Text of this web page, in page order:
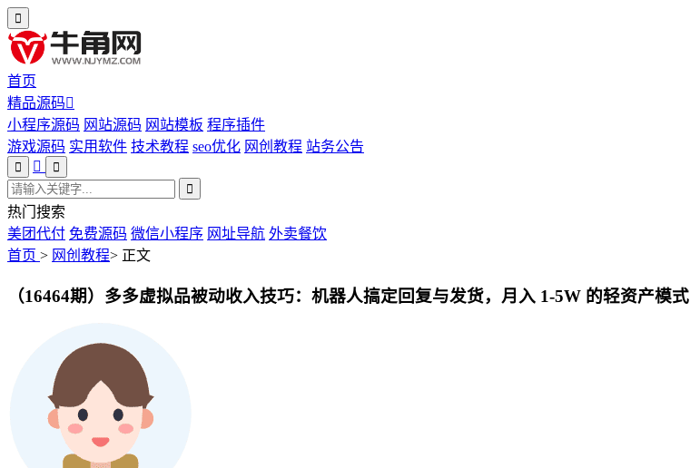
首页
精品源码
小程序源码 网站源码 网站模板 程序插件
游戏源码 实用软件 技术教程 seo优化 网创教程 站务公告
热门搜索
美团代付 免费源码 微信小程序 网址导航 外卖餐饮
首页 > 网创教程> 正文
（16464期）多多虚拟品被动收入技巧：机器人搞定回复与发货，月入 1-5W 的轻资产模式